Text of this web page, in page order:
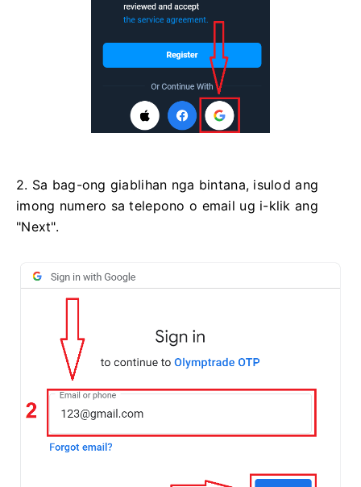
2. Sa bag-ong giablihan nga bintana, isulod ang
imong numero sa telepono o email ug i-klik ang
"Next".